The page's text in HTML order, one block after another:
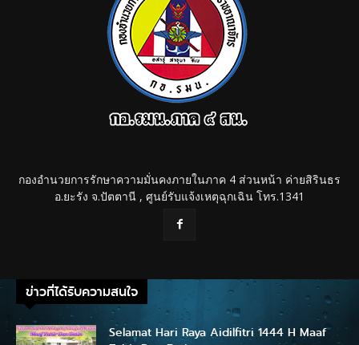
กองอำนวยการรักษาความมั่นคงภายในภาค 4 ส่วนหน้า ค่ายสิรินธร
อ.ยะรัง จ.ปัตตานี , ศูนย์รับแจ้งเหตุฉุกเฉิน โทร.1341
ข่าวที่ได้รับความสนใจ
Selamat Hari Raya Aidilfitri 1444 H Maaf